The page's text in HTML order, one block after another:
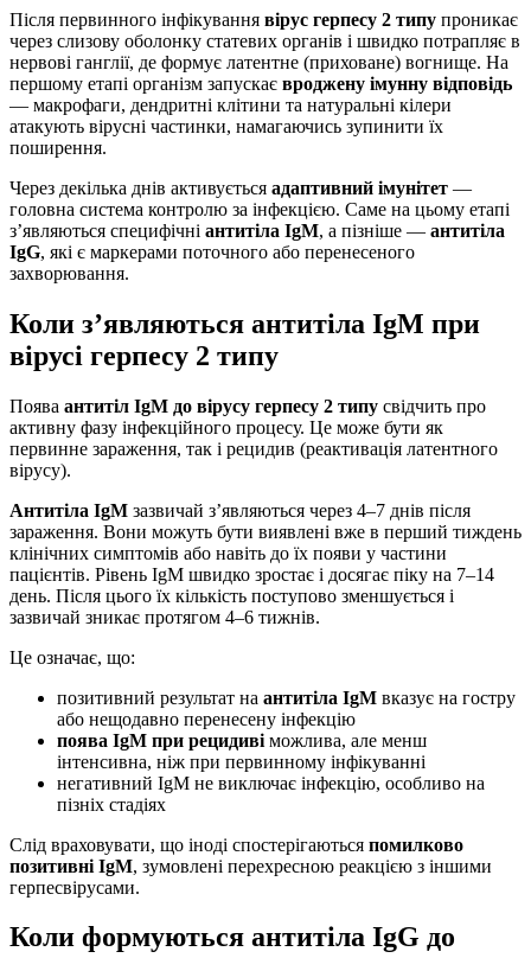
Після первинного інфікування вірус герпесу 2 типу проникає
через слизову оболонку статевих органів і швидко потрапляє в
нервові ганглії, де формує латентне (приховане) вогнище. На
першому етапі організм запускає вроджену імунну відповідь
— макрофаги, дендритні клітини та натуральні кілери
атакують вірусні частинки, намагаючись зупинити їх
поширення.
Через декілька днів активується адаптивний імунітет —
головна система контролю за інфекцією. Саме на цьому етапі
з’являються специфічні антитіла IgM, а пізніше — антитіла
IgG, які є маркерами поточного або перенесеного
захворювання.
Коли з’являються антитіла IgM при
вірусі герпесу 2 типу
Поява антитіл IgM до вірусу герпесу 2 типу свідчить про
активну фазу інфекційного процесу. Це може бути як
первинне зараження, так і рецидив (реактивація латентного
вірусу).
Антитіла IgM зазвичай з’являються через 4–7 днів після
зараження. Вони можуть бути виявлені вже в перший тиждень
клінічних симптомів або навіть до їх появи у частини
пацієнтів. Рівень IgM швидко зростає і досягає піку на 7–14
день. Після цього їх кількість поступово зменшується і
зазвичай зникає протягом 4–6 тижнів.
Це означає, що:
позитивний результат на антитіла IgM вказує на гостру
або нещодавно перенесену інфекцію
поява IgM при рецидиві можлива, але менш
інтенсивна, ніж при первинному інфікуванні
негативний IgM не виключає інфекцію, особливо на
пізніх стадіях
Слід враховувати, що іноді спостерігаються помилково
позитивні IgM, зумовлені перехресною реакцією з іншими
герпесвірусами.
Коли формуються антитіла IgG до